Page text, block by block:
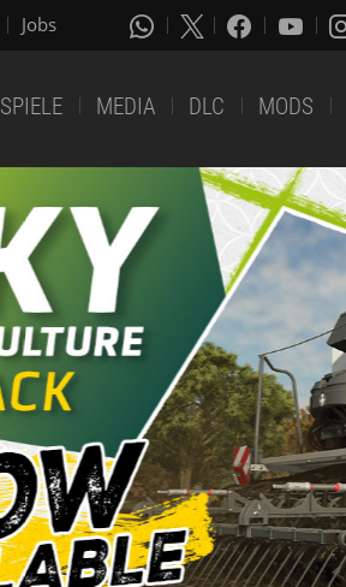
Jobs
SPIELE MEDIA DLC MODS